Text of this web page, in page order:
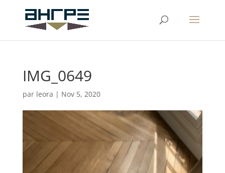
IMG_0649
par leora | Nov 5, 2020